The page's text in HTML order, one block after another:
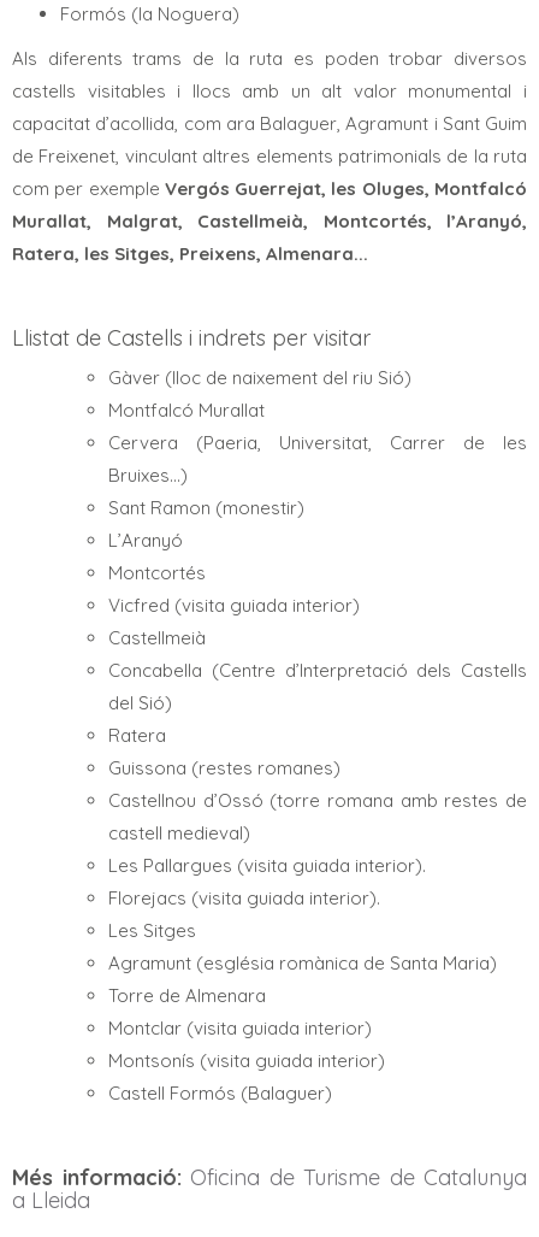
Formós (la Noguera)
Als diferents trams de la ruta es poden trobar diversos
castells visitables i llocs amb un alt valor monumental i
capacitat d’acollida, com ara Balaguer, Agramunt i Sant Guim
de Freixenet, vinculant altres elements patrimonials de la ruta
com per exemple Vergós Guerrejat, les Oluges, Montfalcó
Murallat, Malgrat, Castellmeià, Montcortés, l’Aranyó,
Ratera, les Sitges, Preixens, Almenara...
Llistat de Castells i indrets per visitar
Gàver (lloc de naixement del riu Sió)
Montfalcó Murallat
Cervera (Paeria, Universitat, Carrer de les
Bruixes…)
Sant Ramon (monestir)
L’Aranyó
Montcortés
Vicfred (visita guiada interior)
Castellmeià
Concabella (Centre d’Interpretació dels Castells
del Sió)
Ratera
Guissona (restes romanes)
Castellnou d’Ossó (torre romana amb restes de
castell medieval)
Les Pallargues (visita guiada interior).
Florejacs (visita guiada interior).
Les Sitges
Agramunt (església romànica de Santa Maria)
Torre de Almenara
Montclar (visita guiada interior)
Montsonís (visita guiada interior)
Castell Formós (Balaguer)
Més informació: Oficina de Turisme de Catalunya
a Lleida